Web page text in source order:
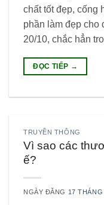
chất tốt đẹp, cống
phần làm đẹp
20/10, chắc hẳn
ĐỌC TIẾP →
TRUYỀN THÔNG
Vì sao các
ế?
NGÀY ĐĂNG 17